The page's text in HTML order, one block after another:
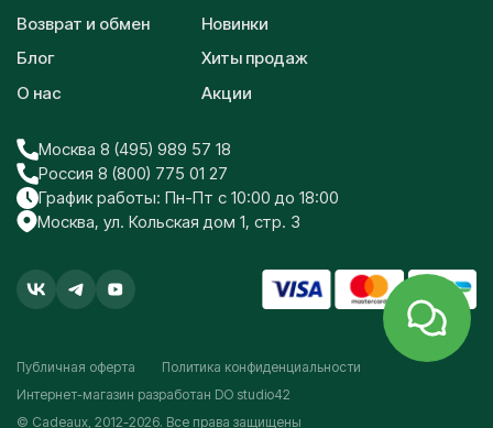
Каталог Поиск Корзина Избранное
Возврат и обмен
Блог
О нас
Новинки
Хиты продаж
Акции
Москва 8 (495) 989 57 18
Россия 8 (800) 775 01 27
График работы: Пн-Пт с 10:00 до 18:00
Москва, ул. Кольская дом 1, стр. 3
© Cadeaux, 2012-2026. Все права защищены
Публичная оферта
Политика конфиденциальности
Интернет-магазин разработан DO studio42